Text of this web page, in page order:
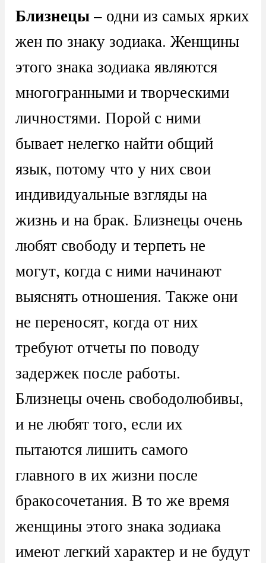
Близнецы– одни из самых ярких
жен по знаку зодиака. Женщины
этого знака зодиака являются
многогранными и творческими
личностями. Порой с ними
бывает нелегко найти общий
язык, потому что у них свои
индивидуальные взгляды на
жизнь и на брак. Близнецы очень
любят свободу и терпеть не
могут, когда с ними начинают
выяснять отношения. Также они
не переносят, когда от них
требуют отчеты по поводу
задержек после работы.
Близнецы очень свободолюбивы,
и не любят того, если их
пытаются лишить самого
главного в их жизни после
бракосочетания. В то же время
женщины этого знака зодиака
имеют легкий характер и не будут